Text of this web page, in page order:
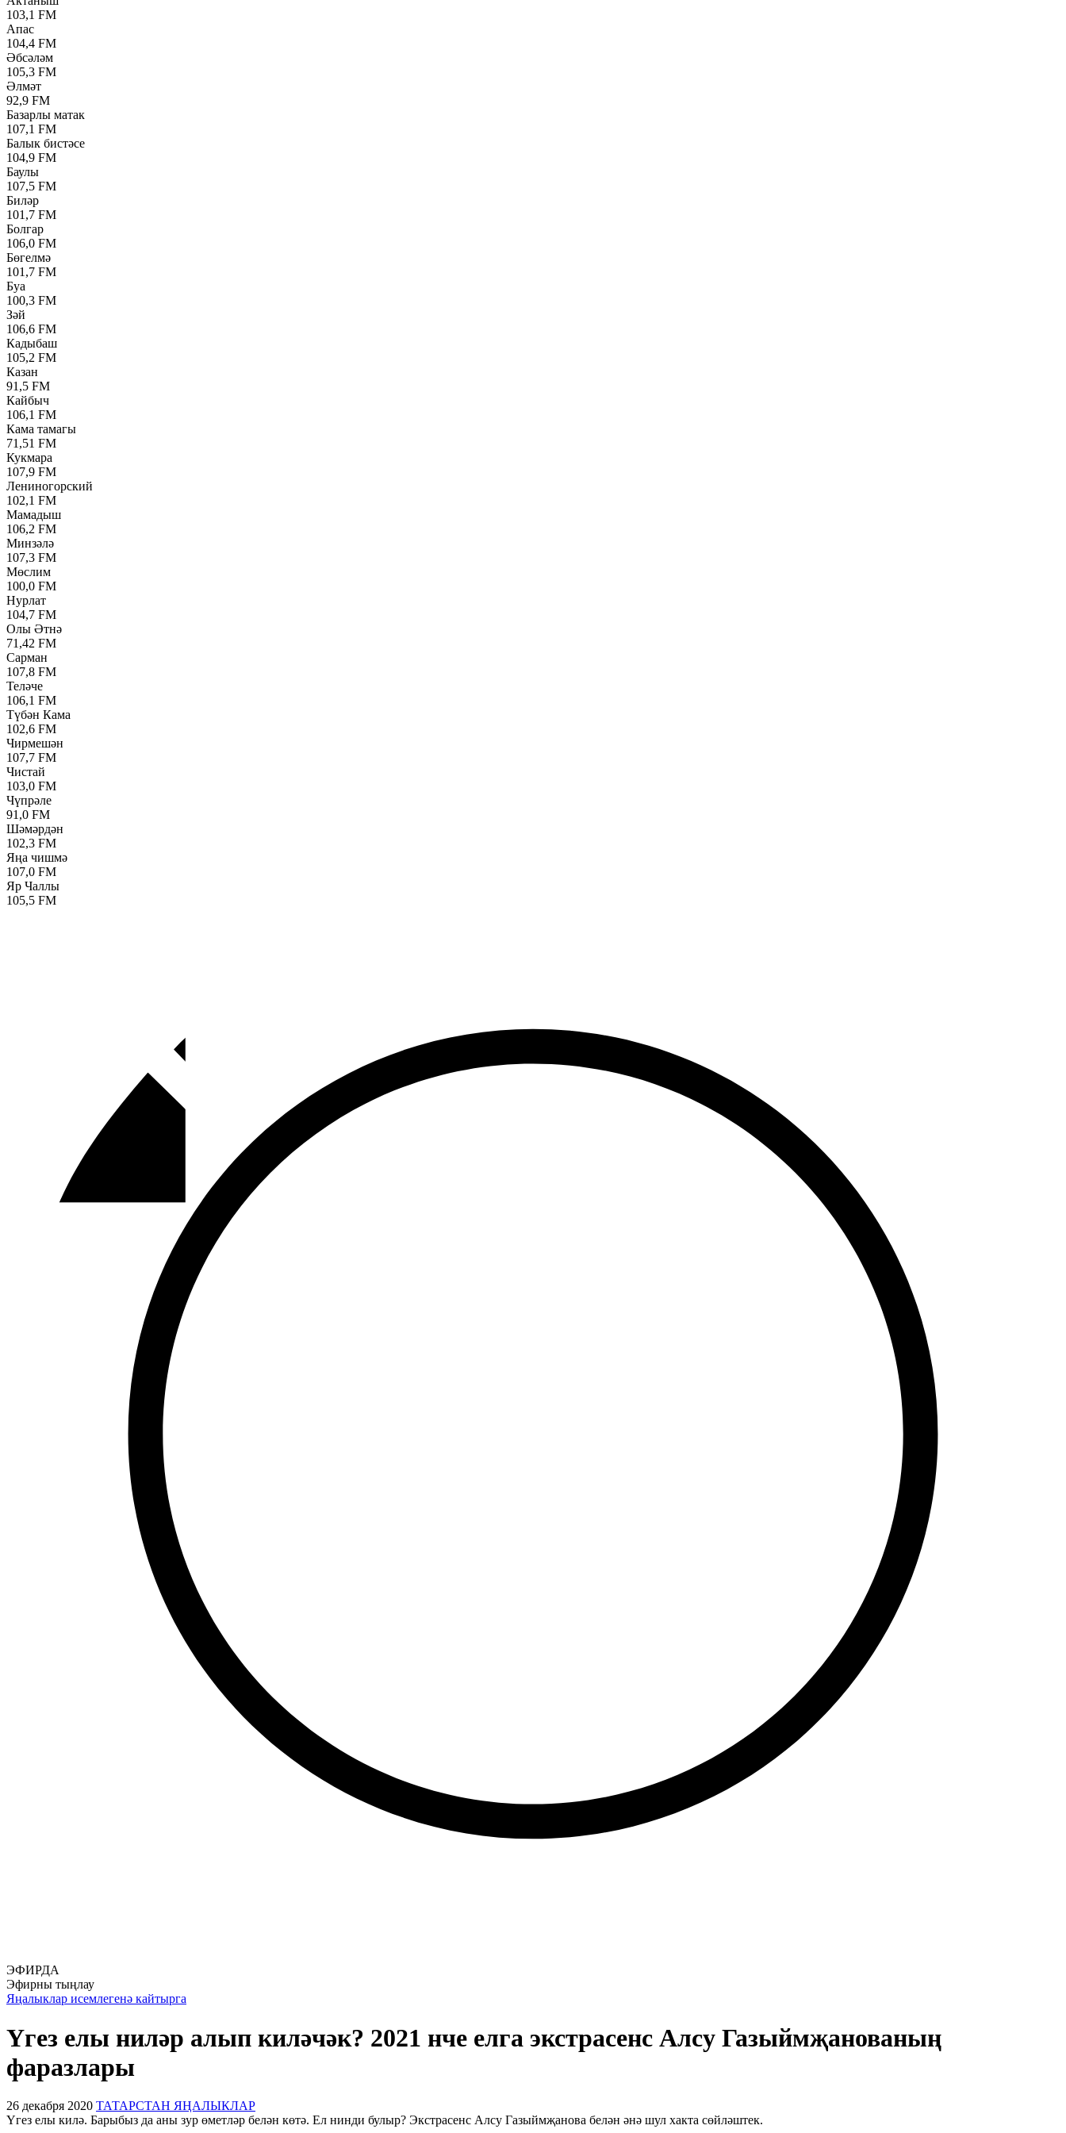
103,1 FM
Апас
104,4 FM
Әбсәләм
105,3 FM
Әлмәт
92,9 FM
Базарлы матак
107,1 FM
Балык бистәсе
104,9 FM
Баулы
107,5 FM
Биләр
101,7 FM
Болгар
106,0 FM
Бөгелмә
101,7 FM
Буа
100,3 FM
Зәй
106,6 FM
Кадыбаш
105,2 FM
Казан
91,5 FM
Кайбыч
106,1 FM
Кама тамагы
71,51 FM
Кукмара
107,9 FM
Лениногорский
102,1 FM
Мамадыш
106,2 FM
Минзәлә
107,3 FM
Мөслим
100,0 FM
Нурлат
104,7 FM
Олы Әтнә
71,42 FM
Сарман
107,8 FM
Теләче
106,1 FM
Түбән Кама
102,6 FM
Чирмешән
107,7 FM
Чистай
103,0 FM
Чүпрәле
91,0 FM
Шәмәрдән
102,3 FM
Яңа чишмә
107,0 FM
Яр Чаллы
105,5 FM
ЭФИРДА
Эфирны тыңлау
Яңалыклар исемлегенә кайтырга
Үгез елы ниләр алып киләчәк? 2021 нче елга экстрасенс Алсу Газыймҗанованың
фаразлары
26 декабря 2020 ТАТАРСТАН ЯҢАЛЫКЛАР
Үгез елы килә. Барыбыз да аны зур өметләр белән көтә. Ел нинди булыр? Экстрасенс Алсу Газыймҗанова белән әнә шул хакта сөйләштек.